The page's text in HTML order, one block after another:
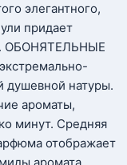
элегантного,
придает
ОБОНЯТЕЛЬНЫЕ
душевной натуры.
ароматы,
минут. Средняя
отображает